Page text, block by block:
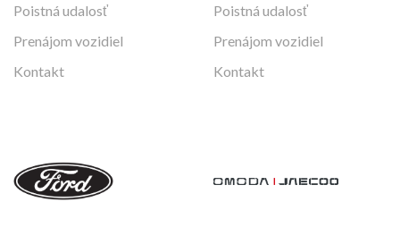
Poistná udalosť
Prenájom vozidiel
Kontakt
Poistná udalosť
Prenájom vozidiel
Kontakt